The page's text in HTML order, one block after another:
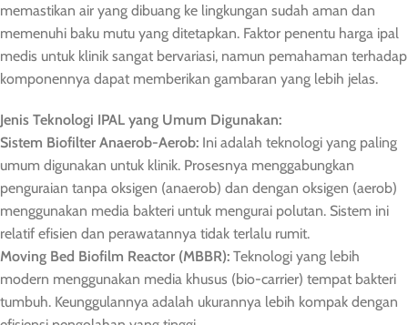
memastikan air yang dibuang ke lingkungan sudah aman dan
memenuhi baku mutu yang ditetapkan. Faktor penentu harga ipal
medis untuk klinik sangat bervariasi, namun pemahaman terhadap
komponennya dapat memberikan gambaran yang lebih jelas.
Jenis Teknologi IPAL yang Umum Digunakan:
Sistem Biofilter Anaerob-Aerob: Ini adalah teknologi yang paling
umum digunakan untuk klinik. Prosesnya menggabungkan
penguraian tanpa oksigen (anaerob) dan dengan oksigen (aerob)
menggunakan media bakteri untuk mengurai polutan. Sistem ini
relatif efisien dan perawatannya tidak terlalu rumit.
Moving Bed Biofilm Reactor (MBBR): Teknologi yang lebih
modern menggunakan media khusus (bio-carrier) tempat bakteri
tumbuh. Keunggulannya adalah ukurannya lebih kompak dengan